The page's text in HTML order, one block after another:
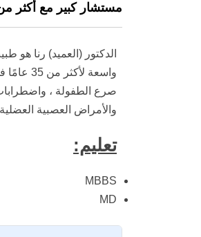
مستشار كبير مع أكثر من 35 سنة من
الدكتور (العميد) رنا
واسعة
صرع الطفولة ، واضطرابات
والأمراض العصبية
تعليم:
MBBS
MD